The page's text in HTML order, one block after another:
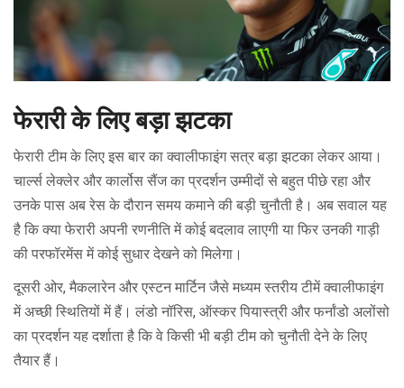
फेरारी के लिए बड़ा झटका
फेरारी टीम के लिए इस बार का क्वालीफाइंग सत्र बड़ा झटका लेकर आया।
चार्ल्स लेक्लेर और कार्लोस सैंज का प्रदर्शन उम्मीदों से बहुत पीछे रहा और
उनके पास अब रेस के दौरान समय कमाने की बड़ी चुनौती है। अब सवाल यह
है कि क्या फेरारी अपनी रणनीति में कोई बदलाव लाएगी या फिर उनकी गाड़ी
की परफॉरमेंस में कोई सुधार देखने को मिलेगा।
दूसरी ओर, मैकलारेन और एस्टन मार्टिन जैसे मध्यम स्तरीय टीमें क्वालीफाइंग
में अच्छी स्थितियों में हैं। लंडो नॉरिस, ऑस्कर पियास्त्री और फर्नांडो अलोंसो
का प्रदर्शन यह दर्शाता है कि वे किसी भी बड़ी टीम को चुनौती देने के लिए
तैयार हैं।